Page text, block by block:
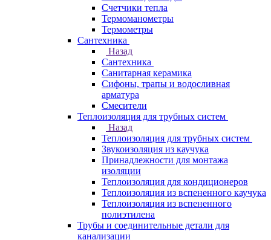
Счетчики тепла
Термоманометры
Термометры
Сантехника
Назад
Сантехника
Санитарная керамика
Сифоны, трапы и водосливная
арматура
Смесители
Теплоизоляция для трубных систем
Назад
Теплоизоляция для трубных систем
Звукоизоляция из каучука
Принадлежности для монтажа
изоляции
Теплоизоляция для кондиционеров
Теплоизоляция из вспененного каучука
Теплоизоляция из вспененного
полиэтилена
Трубы и соединительные детали для
канализации